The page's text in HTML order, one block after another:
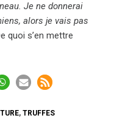
Je ne donnerai
alors je vais pas
quoi s’en mettre
,TRUFFES